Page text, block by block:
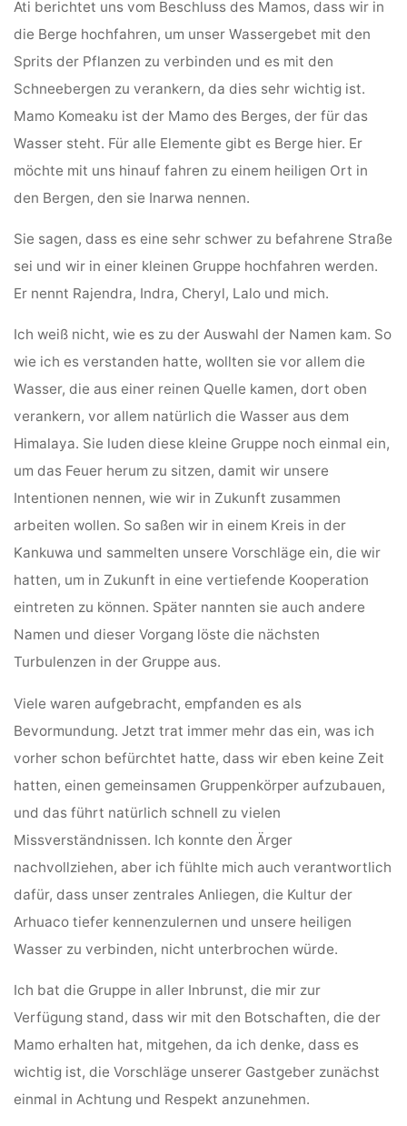
Ati berichtet uns vom Beschluss des Mamos, dass wir in
die Berge hochfahren, um unser Wassergebet mit den
Sprits der Pflanzen zu verbinden und es mit den
Schneebergen zu verankern, da dies sehr wichtig ist.
Mamo Komeaku ist der Mamo des Berges, der für das
Wasser steht. Für alle Elemente gibt es Berge hier. Er
möchte mit uns hinauf fahren zu einem heiligen Ort in
den Bergen, den sie Inarwa nennen.
Sie sagen, dass es eine sehr schwer zu befahrene Straße
sei und wir in einer kleinen Gruppe hochfahren werden.
Er nennt Rajendra, Indra, Cheryl, Lalo und mich.
Ich weiß nicht, wie es zu der Auswahl der Namen kam. So
wie ich es verstanden hatte, wollten sie vor allem die
Wasser, die aus einer reinen Quelle kamen, dort oben
verankern, vor allem natürlich die Wasser aus dem
Himalaya. Sie luden diese kleine Gruppe noch einmal ein,
um das Feuer herum zu sitzen, damit wir unsere
Intentionen nennen, wie wir in Zukunft zusammen
arbeiten wollen. So saßen wir in einem Kreis in der
Kankuwa und sammelten unsere Vorschläge ein, die wir
hatten, um in Zukunft in eine vertiefende Kooperation
eintreten zu können. Später nannten sie auch andere
Namen und dieser Vorgang löste die nächsten
Turbulenzen in der Gruppe aus.
Viele waren aufgebracht, empfanden es als
Bevormundung. Jetzt trat immer mehr das ein, was ich
vorher schon befürchtet hatte, dass wir eben keine Zeit
hatten, einen gemeinsamen Gruppenkörper aufzubauen,
und das führt natürlich schnell zu vielen
Missverständnissen. Ich konnte den Ärger
nachvollziehen, aber ich fühlte mich auch verantwortlich
dafür, dass unser zentrales Anliegen, die Kultur der
Arhuaco tiefer kennenzulernen und unsere heiligen
Wasser zu verbinden, nicht unterbrochen würde.
Ich bat die Gruppe in aller Inbrunst, die mir zur
Verfügung stand, dass wir mit den Botschaften, die der
Mamo erhalten hat, mitgehen, da ich denke, dass es
wichtig ist, die Vorschläge unserer Gastgeber zunächst
einmal in Achtung und Respekt anzunehmen.